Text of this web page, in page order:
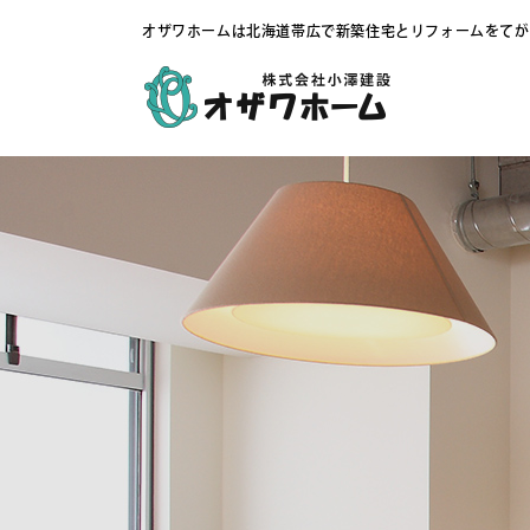
オザワホームは北海道帯広で新築住宅とリフォームをて